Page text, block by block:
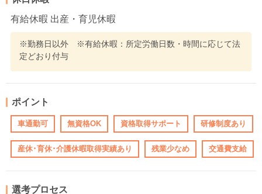
有給休暇 出産・育児休暇
※勤務日以外 ※有給休暇：所定労働日数・時間に応じて法
定どおり付与
ポイント
車通勤可 無資格OK 資格取得サポート 研修制度あり
産休･育休･介護休暇取得実績あり 残業少なめ 交通費支給
選考プロセス